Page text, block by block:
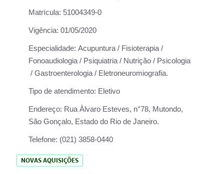
Matrícula: 51004349-0
Vigência: 01/05/2020
Especialidade: Acupuntura / Fisioterapia /
Fonoaudiologia / Psiquiatria / Nutrição / Psicologia
/ Gastroenterologia / Eletroneuromiografia.
Tipo de atendimento: Eletivo
Endereço: Rua Àlvaro Esteves, n°78, Mutondo,
São Gonçalo, Estado do Rio de Janeiro.
Telefone: (021) 3858-0440
NOVAS AQUISIÇÕES